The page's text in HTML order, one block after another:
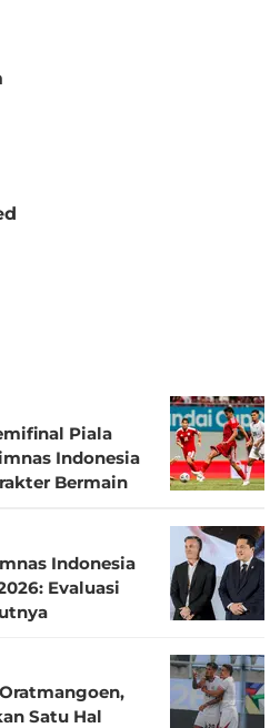
Piala
Indonesia
Bermain
Indonesia
Evaluasi
Satu Hal